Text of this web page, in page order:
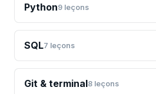
Python9 leçons
SQL7 leçons
Git & terminal8 leçons